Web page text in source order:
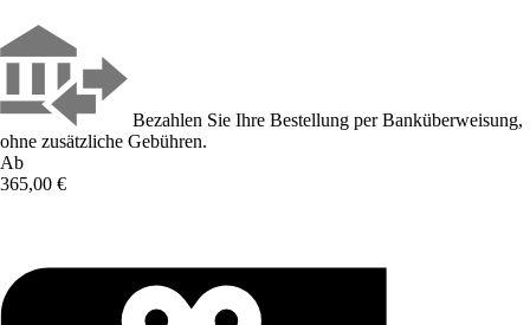
Bezahlen Sie Ihre Bestellung per Banküberweisung,
ohne zusätzliche Gebühren.
Ab
365,00 €